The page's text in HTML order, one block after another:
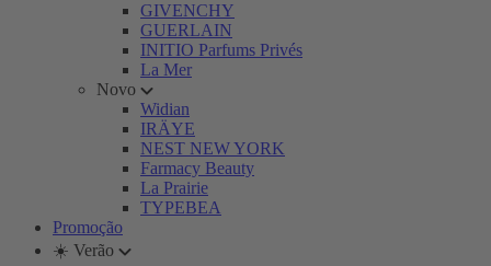
GIVENCHY
GUERLAIN
INITIO Parfums Privés
La Mer
Novo
Widian
IRÄYE
NEST NEW YORK
Farmacy Beauty
La Prairie
TYPEBEA
Promoção
☀️ Verão